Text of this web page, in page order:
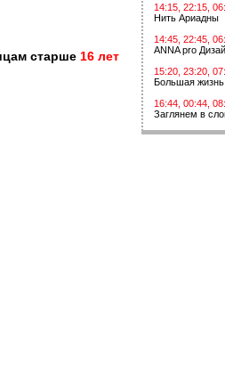
старше 16 лет
14:15, 22:15,
Нить Ариадны
14:45, 22:45,
ANNA pro
15:20, 23:20,
Большая жизнь
16:44, 00:44,
Заглянем в